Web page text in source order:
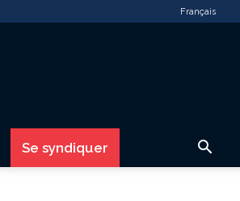
Français
Se syndiquer